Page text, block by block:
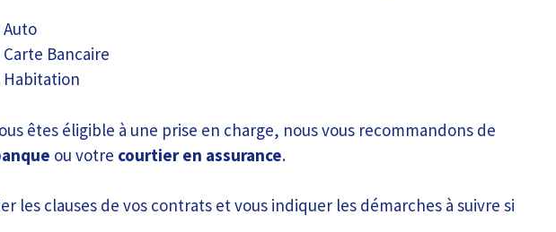
Auto
Bancaire
Habitation
êtes éligible à une prise en charge, nous vous recommandons de
ou votre courtier en assurance.
les clauses de vos contrats et vous indiquer les démarches à suivre si